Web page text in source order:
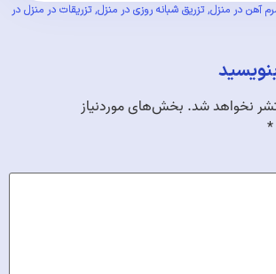
آهن در منزل,تزریق شبانه روزی در منزل,تزریقات در منزل در
نخواهد شد. بخش‌های موردنیاز
*